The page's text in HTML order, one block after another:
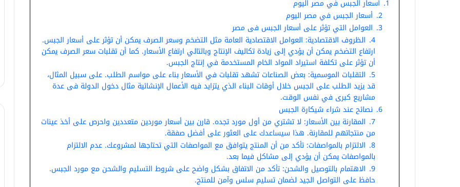
1. أسعار الجبس في مصر اليوم
2. أسعار الجبس في مصر اليوم
3. العوامل التي تؤثر على أسعار الجبس فى مصر
4. الظروف الاقتصادية: العوامل الاقتصادية العامة مثل التضخم وسعر الصرف يمكن أن تؤثر على أسعار الجبس.
ارتفاع التضخم يمكن أن يؤدي إلى زيادة تكاليف الإنتاج وبالتالي ارتفاع الأسعار. كما أن تقلبات سعر الصرف يمكن
أن تؤثر على تكلفة استيراد المواد الخام المستخدمة في إنتاج الجبس.
5. التقلبات الموسمية: بعض الصناعات تشهد تقلبات في الأسعار بناء على مواسم الطلب. على سبيل المثال،
قد يزيد الطلب على الجبس خلال أوقات البناء الذي يتزايد فيه الأعمال الإنشائية مثال دخول الدولة فى عدة
مشاريع كبرى في نفس الوقت.
6. نصائح عند شراء شيكارة الجبس
7. المقارنة بين الأسعار: لا تشتري من أول مورد تجده. قارن بين أسعار موردين متعددين واحرص على أخذ عينات
من منتجاتهم للمقارنة. هذا سيساعدك على العثور على أفضل صفقة.
8. الالتزام بالمواصفات: تأكد من أن المنتج يتوافق مع المواصفات التي تحتاجها لمشروعك. عدم الالتزام
بالمواصفات يمكن أن يؤدي إلى مشاكل فيما بعد.
9. الاهتمام بالتوصيل والشحن: تأكد من الاتفاق بشكل واضح على شروط التسليم والشحن مع مورد الجبس.
حافظ على التواصل الجيد لضمان تسليم سلس وآمن للمنتج.